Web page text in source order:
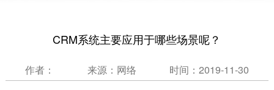
CRM系统主要应用于哪些场景呢？
作者： 来源：网络 时间：2019-11-30